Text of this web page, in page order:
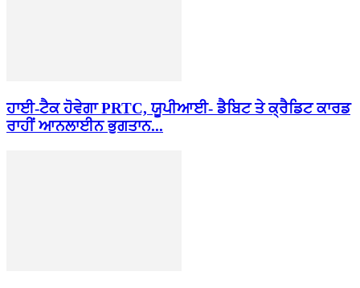
ਹਾਈ-ਟੈਕ ਹੋਵੇਗਾ PRTC, ਯੂਪੀਆਈ- ਡੈਬਿਟ ਤੇ ਕ੍ਰੈਡਿਟ ਕਾਰਡ
ਰਾਹੀਂ ਆਨਲਾਈਨ ਭੁਗਤਾਨ...